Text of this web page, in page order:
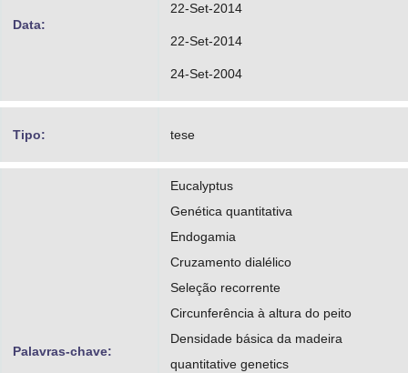
Data:
22-Set-2014
22-Set-2014
24-Set-2004
Tipo: tese
Palavras-chave:
Eucalyptus
Genética quantitativa
Endogamia
Cruzamento dialélico
Seleção recorrente
Circunferência à altura do peito
Densidade básica da madeira
quantitative genetics